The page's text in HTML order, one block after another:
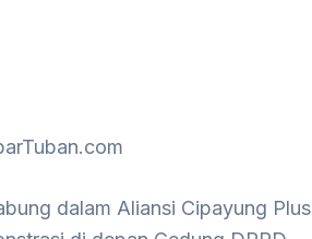
dalam Aliansi Cipayung Plus